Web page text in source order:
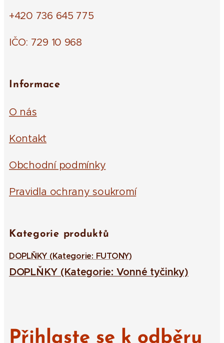
+420 736 645 775
IČO: 729 10 968
Informace
O nás
Kontakt
Obchodní podmínky
Pravidla ochrany soukromí
Kategorie produktů
DOPLŇKY (Kategorie: FUTONY)
DOPLŇKY (Kategorie: Vonné tyčinky)
Přihlaste se k odběru